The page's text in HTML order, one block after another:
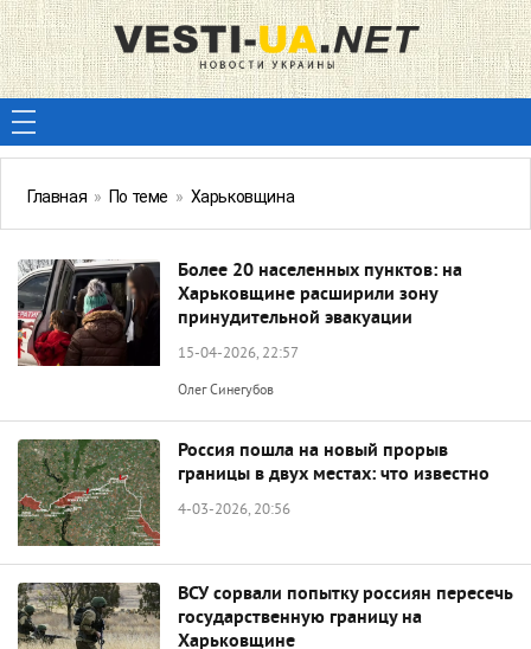
Главная » По теме » Харьковщина
Более 20 населенных пунктов: на
Харьковщине расширили зону
принудительной эвакуации
15-04-2026, 22:57
Олег Синегубов
Россия пошла на новый прорыв
границы в двух местах: что известно
4-03-2026, 20:56
ВСУ сорвали попытку россиян пересечь
государственную границу на
Харьковщине